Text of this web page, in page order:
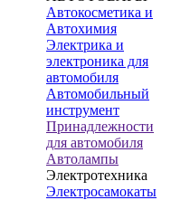
Автокосметика и
Автохимия
Электрика и
электроника для
автомобиля
Автомобильный
инструмент
Принадлежности
для автомобиля
Автолампы
Электротехника
Электросамокаты